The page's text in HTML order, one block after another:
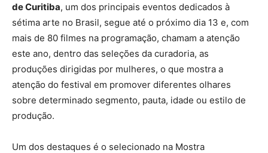
de Curitiba, um dos principais eventos dedicados à
sétima arte no Brasil, segue até o próximo dia 13 e, com
mais de 80 filmes na programação, chamam a atenção
este ano, dentro das seleções da curadoria, as
produções dirigidas por mulheres, o que mostra a
atenção do festival em promover diferentes olhares
sobre determinado segmento, pauta, idade ou estilo de
produção.
Um dos destaques é o selecionado na Mostra